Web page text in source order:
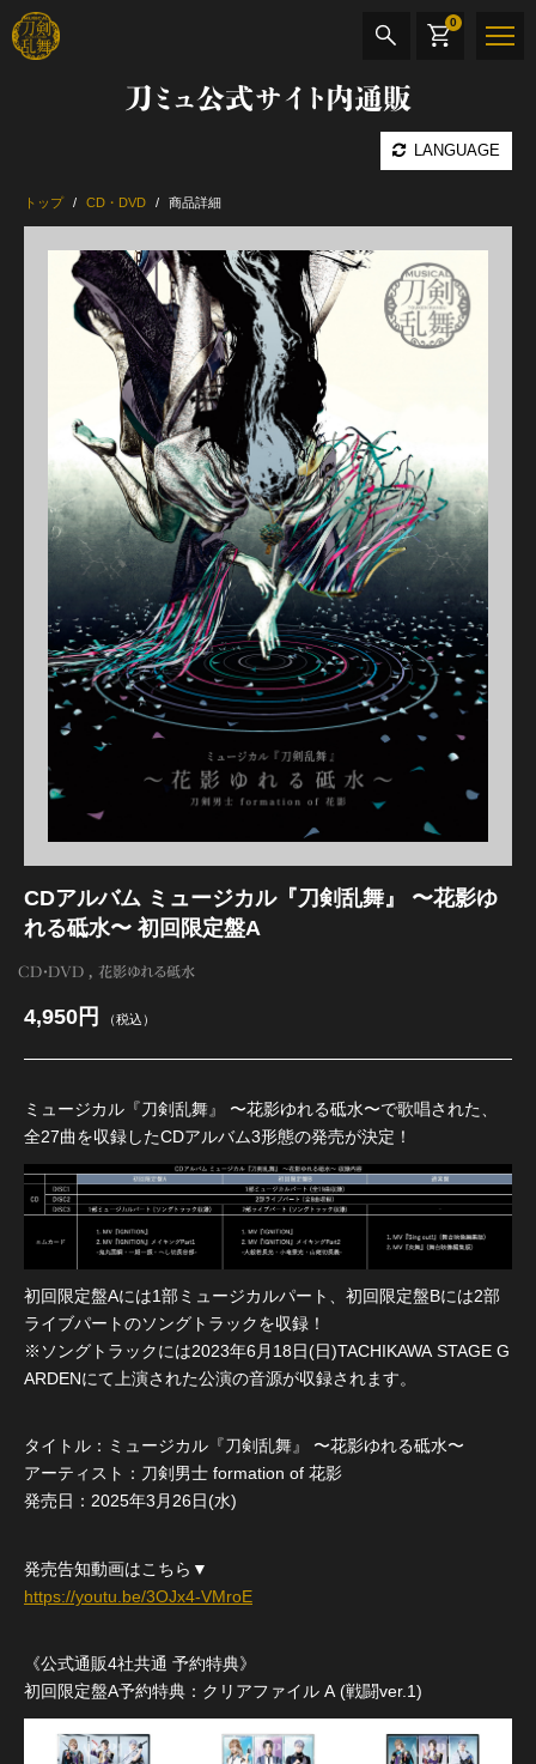
刀ミュ公式サイト内通販
LANGUAGE
0
CD・DVD BOOK その他
最新カテゴリー
月夜一縷
加州清光 単騎出陣 極
髭切 単騎出陣 ～夢幻泡影～
トップ CD・DVD 商品詳細
CDアルバム ミュージカル『刀剣乱舞』 〜花影ゆ
れる砥水〜 初回限定盤A
CD・DVD 花影ゆれる砥水
4,950円 （税込）
ミュージカル『刀剣乱舞』 〜花影ゆれる砥水〜で歌唱された、
全27曲を収録したCDアルバム3形態の発売が決定！
初回限定盤Aには1部ミュージカルパート、初回限定盤Bには2部
ライブパートのソングトラックを収録！
※ソングトラックには2023年6月18日(日)TACHIKAWA STAGE G
ARDENにて上演された公演の音源が収録されます。
タイトル：ミュージカル『刀剣乱舞』 〜花影ゆれる砥水〜
アーティスト：刀剣男士 formation of 花影
発売日：2025年3月26日(水)
発売告知動画はこちら▼
https://youtu.be/3OJx4-VMroE
《公式通販4社共通 予約特典》
初回限定盤A予約特典：クリアファイル A (戦闘ver.1)